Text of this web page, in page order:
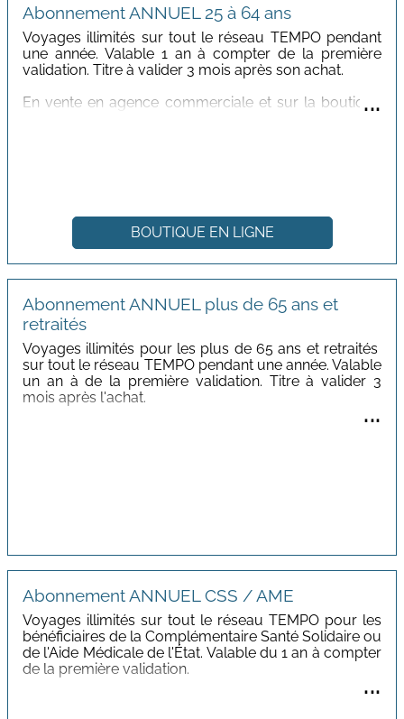
Abonnement ANNUEL 25 à 64 ans
Voyages illimités sur tout le réseau TEMPO pendant
une année. Valable 1 an à compter de la première
validation. Titre à valider 3 mois après son achat.
En vente en agence commerciale et sur la boutique...
BOUTIQUE EN LIGNE
Abonnement ANNUEL plus de 65 ans et
retraités
Voyages illimités pour les plus de 65 ans et retraités
sur tout le réseau TEMPO pendant une année. Valable
un an à de la première validation. Titre à valider 3
mois après l'achat.
...
Abonnement ANNUEL CSS / AME
Voyages illimités sur tout le réseau TEMPO pour les
bénéficiaires de la Complémentaire Santé Solidaire ou
de l'Aide Médicale de l'État. Valable du 1 an à compter
de la première validation.
...